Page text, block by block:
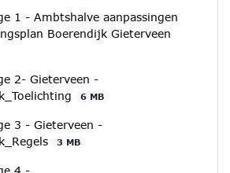
1 - Ambtshalve aanpassingen
Boerendijk Gieterveen
2- Gieterveen -
6 MB
3 - Gieterveen -
3 MB
4 -